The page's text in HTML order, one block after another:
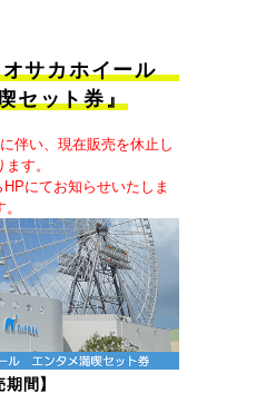
オサカホイール
セット券』
伴い、現在販売を休止し
す。
にてお知らせいたしま
。
期間】